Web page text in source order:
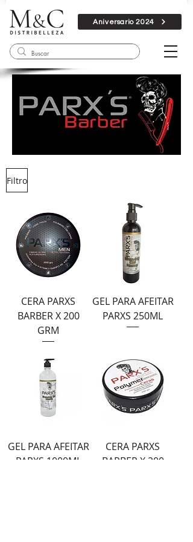
Aniversario 2024
Filtro
CERA PARXS
BARBER X 200
GRM
GEL PARA AFEITAR
PARXS 250ML
GEL PARA AFEITAR
PARXS 1000ML
CERA PARXS
BARBER X 200